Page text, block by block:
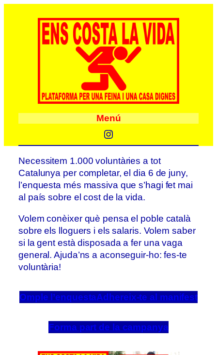
Menú
Instagram
Necessitem 1.000 voluntàries a tot
Catalunya per completar, el dia 6 de juny,
l’enquesta més massiva que s’hagi fet mai
al país sobre el cost de la vida.
Volem conèixer què pensa el poble català
sobre els lloguers i els salaris. Volem saber
si la gent està disposada a fer una vaga
general. Ajuda’ns a aconseguir-ho: fes-te
voluntària!
Omple l’enquestaAdhereix-te al manifest
Forma part de la campanya